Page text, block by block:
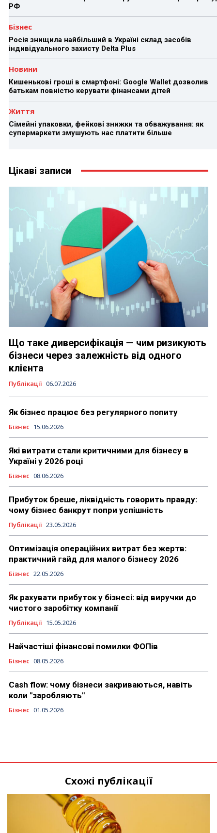
РФ
Бізнес
Росія знищила найбільший в Україні склад засобів
індивідуального захисту Delta Plus
Новини
Кишенькові гроші в смартфоні: Google Wallet дозволив
батькам повністю керувати фінансами дітей
Життя
Сімейні упаковки, фейкові знижки та обважування: як
супермаркети змушують нас платити більше
Цікаві записи
Що таке диверсифікація — чим ризикують
бізнеси через залежність від одного
клієнта
Публікації 06.07.2026
Як бізнес працює без регулярного попиту
Бізнес 15.06.2026
Які витрати стали критичними для бізнесу в
Україні у 2026 році
Бізнес 08.06.2026
Прибуток бреше, ліквідність говорить правду:
чому бізнес банкрут попри успішність
Публікації 23.05.2026
Оптимізація операційних витрат без жертв:
практичний гайд для малого бізнесу 2026
Бізнес 22.05.2026
Як рахувати прибуток у бізнесі: від виручки до
чистого заробітку компанії
Публікації 15.05.2026
Найчастіші фінансові помилки ФОПів
Бізнес 08.05.2026
Cash flow: чому бізнеси закриваються, навіть
коли "заробляють"
Бізнес 01.05.2026
Схожі публікації